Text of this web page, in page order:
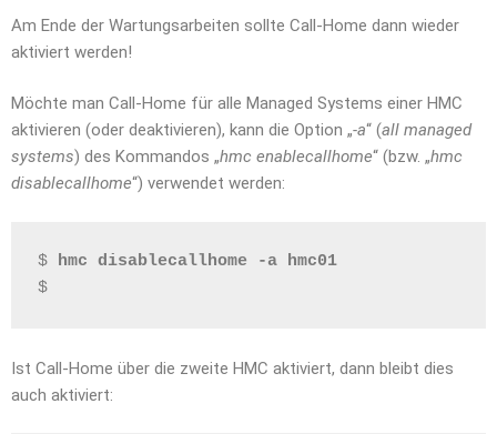
Am Ende der Wartungsarbeiten sollte Call-Home dann wieder
aktiviert werden!
Möchte man Call-Home für alle Managed Systems einer HMC
aktivieren (oder deaktivieren), kann die Option „-a“ (all managed
systems) des Kommandos „hmc enablecallhome“ (bzw. „hmc
disablecallhome“) verwendet werden:
$ hmc disablecallhome -a hmc01
$
Ist Call-Home über die zweite HMC aktiviert, dann bleibt dies
auch aktiviert: